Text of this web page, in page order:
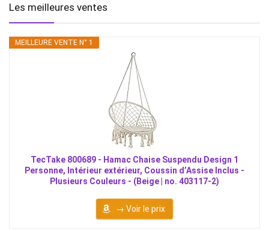
Les meilleures ventes
MEILLEURE VENTE N° 1
TecTake 800689 - Hamac Chaise Suspendu Design 1
Personne, Intérieur extérieur, Coussin d’Assise Inclus -
Plusieurs Couleurs - (Beige | no. 403117-2)
→ Voir le prix